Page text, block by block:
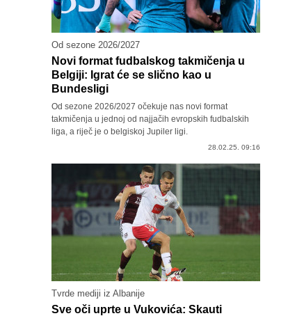
Od sezone 2026/2027
Novi format fudbalskog takmičenja u
Belgiji: Igrat će se slično kao u
Bundesligi
Od sezone 2026/2027 očekuje nas novi format
takmičenja u jednoj od najjačih evropskih fudbalskih
liga, a riječ je o belgiskoj Jupiler ligi.
28.02.25. 09:16
Tvrde mediji iz Albanije
Sve oči uprte u Vukovića: Skauti